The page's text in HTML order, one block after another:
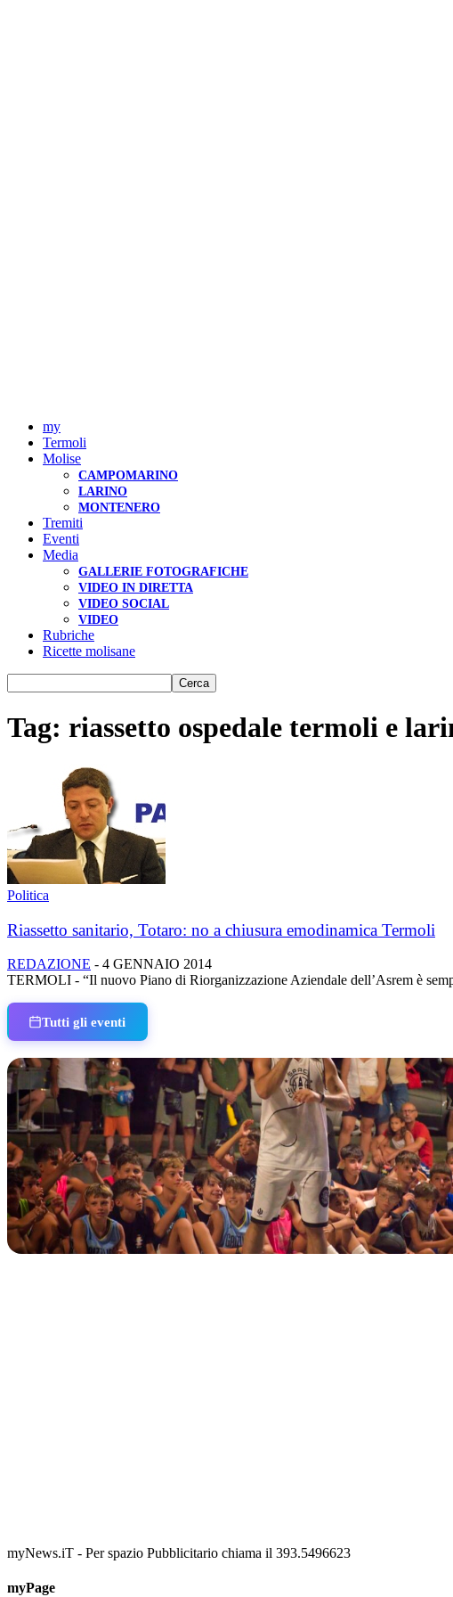
my
Termoli
Molise
CAMPOMARINO
LARINO
MONTENERO
Tremiti
Eventi
Media
GALLERIE FOTOGRAFICHE
VIDEO IN DIRETTA
VIDEO SOCIAL
VIDEO
Rubriche
Ricette molisane
Tag: riassetto ospedale termoli e
Politica
Riassetto sanitario, Totaro: no a chiusura emodinamica Termoli
REDAZIONE - 4 GENNAIO 2014
TERMOLI - “Il nuovo Piano di Riorganizzazione Aziendale dell’Asrem è
Tutti gli eventi
myNews.iT - Per spazio Pubblicitario chiama il 393.5496623
myPage